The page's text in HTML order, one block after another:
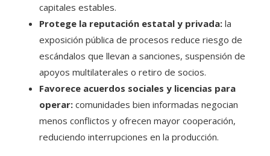
capitales estables.
Protege la reputación estatal y privada: la
exposición pública de procesos reduce riesgo de
escándalos que llevan a sanciones, suspensión de
apoyos multilaterales o retiro de socios.
Favorece acuerdos sociales y licencias para
operar: comunidades bien informadas negocian
menos conflictos y ofrecen mayor cooperación,
reduciendo interrupciones en la producción.